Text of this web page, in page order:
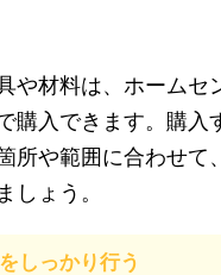
や材料は、ホームセ
購入できます。購入
所や範囲に合わせて
しょう。
しっかり行う